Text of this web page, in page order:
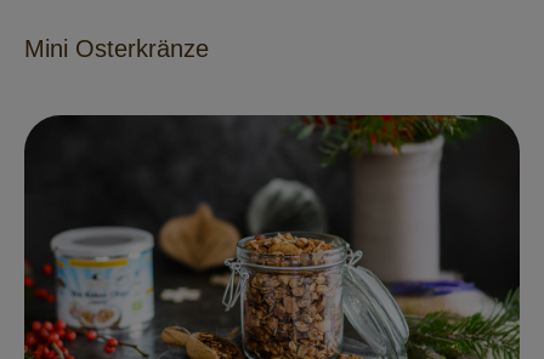
Mini Osterkränze